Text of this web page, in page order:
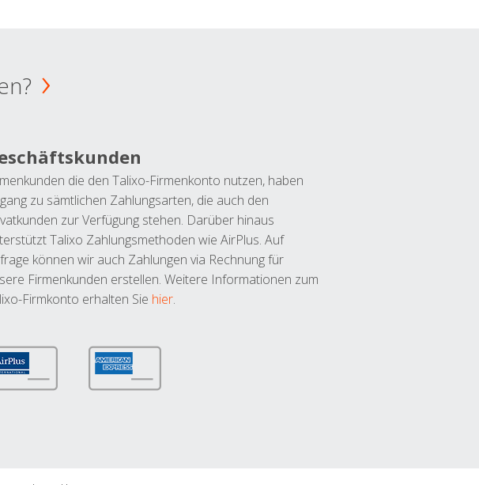
die den Talixo-Firmenkonto nutzen, haben
zu sämtlichen Zahlungsarten, die auch den
zur Verfügung stehen. Darüber hinaus
Talixo Zahlungsmethoden wie AirPlus. Auf
können wir auch Zahlungen via Rechnung für
Firmenkunden erstellen. Weitere Informationen zum
Firmkonto erhalten Sie hier.